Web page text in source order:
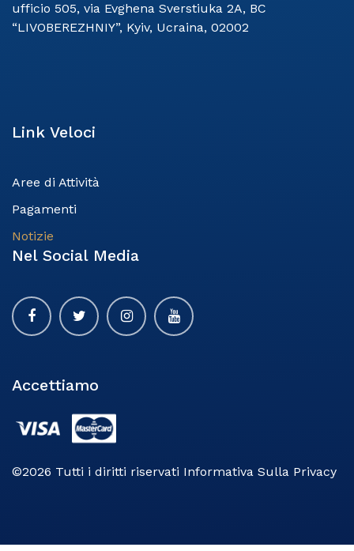
ufficio 505, via Evghena Sverstiuka 2A, BC
“LIVOBEREZHNIY”, Kyiv, Ucraina, 02002
Link Veloci
Aree di Attività
Pagamenti
Notizie​
Nel Social Media
Accettiamo
©2026 Tutti i diritti riservati Informativa Sulla Privacy